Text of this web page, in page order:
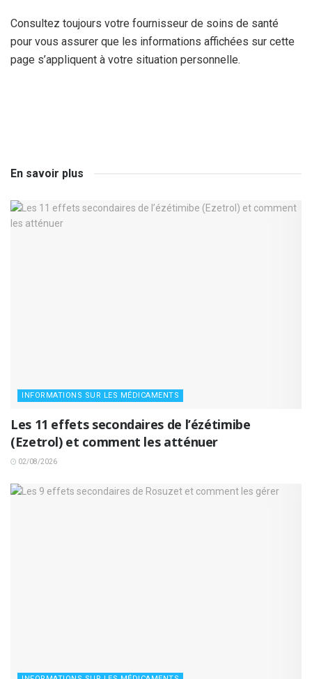
Consultez toujours votre fournisseur de soins de santé
pour vous assurer que les informations affichées sur cette
page s’appliquent à votre situation personnelle.
En savoir plus
INFORMATIONS SUR LES MÉDICAMENTS
Les 11 effets secondaires de l’ézétimibe
(Ezetrol) et comment les atténuer
02/08/2026